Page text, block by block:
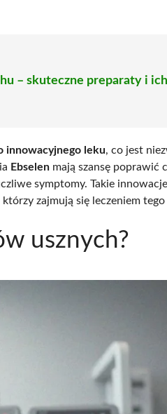
– skuteczne preparaty i
innowacyjnego leku, co jest
Ebselen mają szansę poprawić
symptomy. Takie
zajmują się leczeniem
usznych?